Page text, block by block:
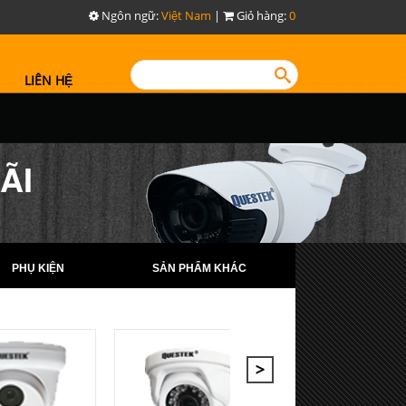
Ngôn ngữ:Việt Nam | Giỏ hàng:0
LIÊN HỆ
PHỤ KIỆN SẢN PHẨM KHÁC